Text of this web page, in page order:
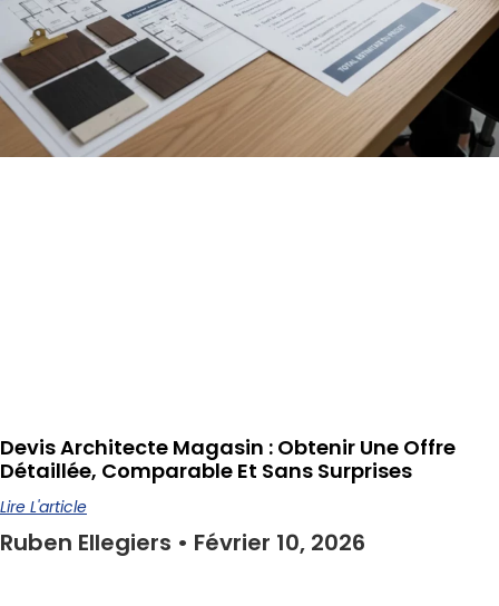
Devis Architecte Magasin : Obtenir Une Offre
Détaillée, Comparable Et Sans Surprises
Lire L'article
Ruben Ellegiers Février 10, 2026